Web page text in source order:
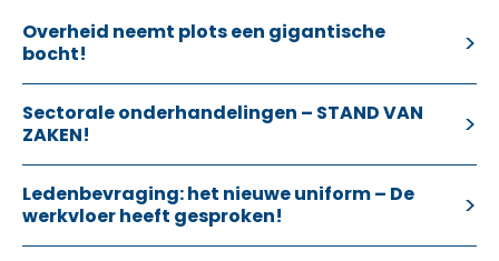
Overheid neemt plots een gigantische
bocht!
Sectorale onderhandelingen – STAND VAN
ZAKEN!
Ledenbevraging: het nieuwe uniform – De
werkvloer heeft gesproken!